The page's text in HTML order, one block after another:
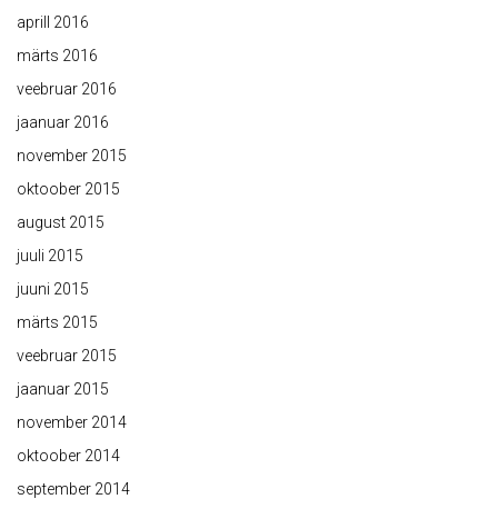
aprill 2016
märts 2016
veebruar 2016
jaanuar 2016
november 2015
oktoober 2015
august 2015
juuli 2015
juuni 2015
märts 2015
veebruar 2015
jaanuar 2015
november 2014
oktoober 2014
september 2014